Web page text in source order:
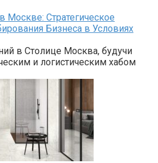
Москве: Стратегическое
Бизнеса в Условиях
в Столице Москва, будучи
и логистическим хабом